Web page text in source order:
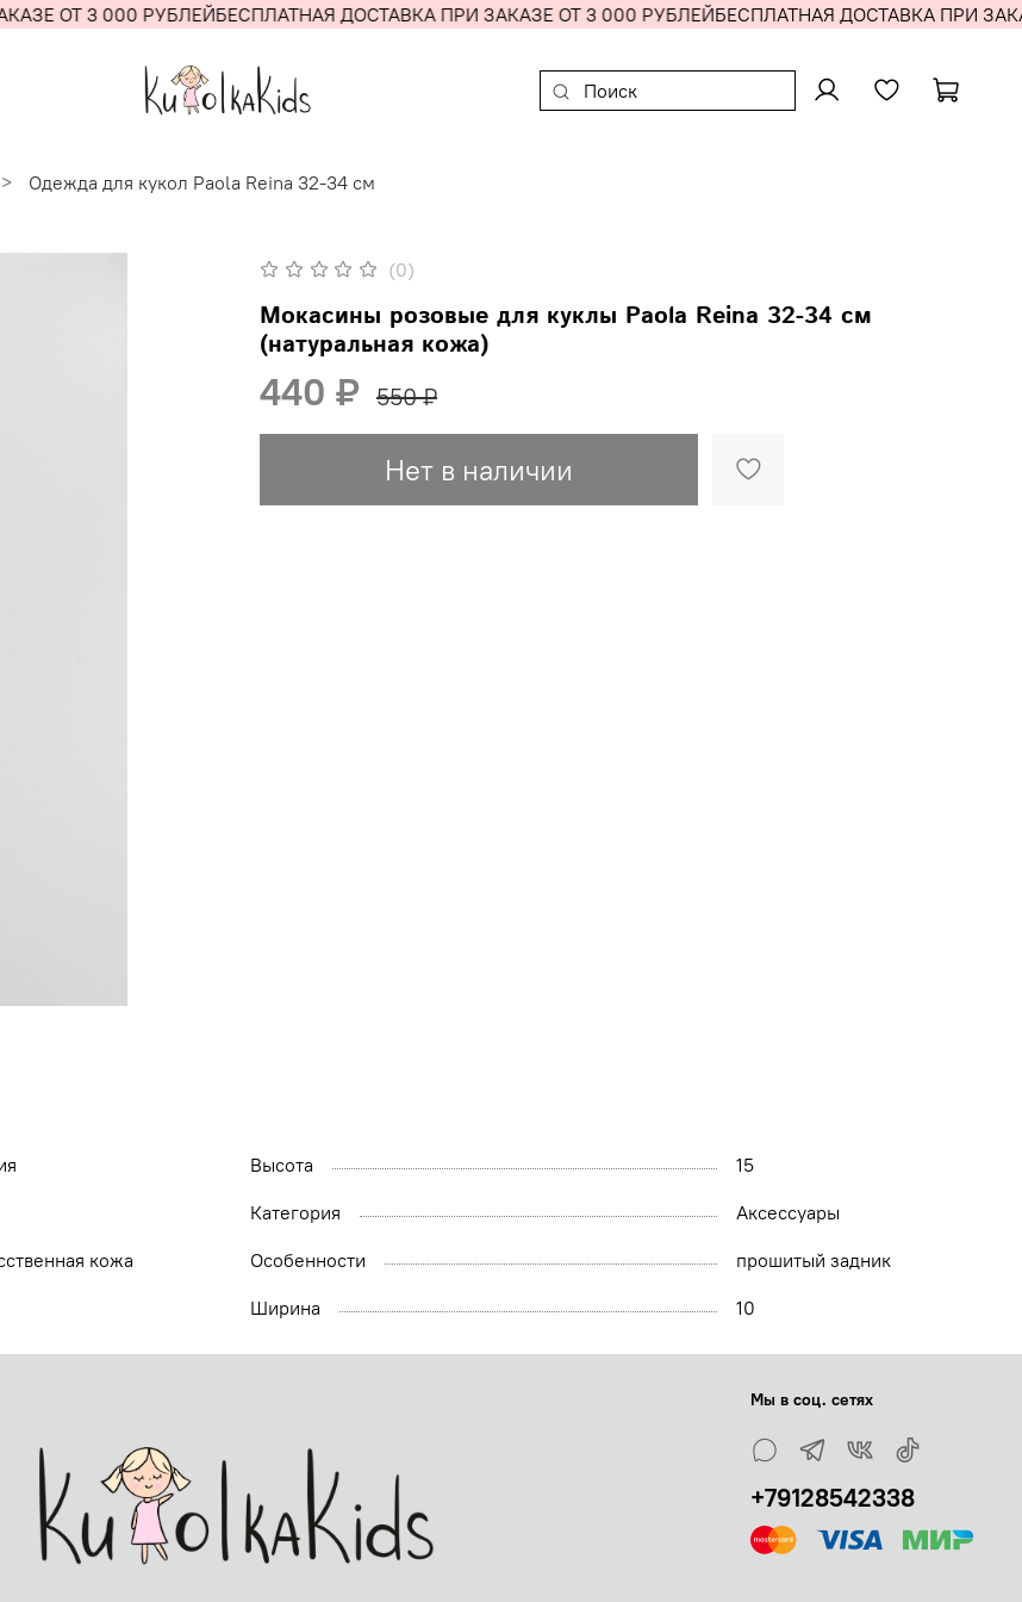
ОТ 3 000 РУБЛЕЙБЕСПЛАТНАЯ ДОСТАВКА ПРИ ЗАКАЗЕ ОТ 3 000 РУБЛЕЙБЕСПЛАТНАЯ ДОСТАВКА ПРИ
Одежда для кукол Paola Reina 32-34 см
(0)
Мокасины розовые для куклы Paola Reina 32-34 см
(натуральная кожа)
440 ₽ 550 ₽
Нет в наличии
Высота
15
Категория
Аксессуары
кожа Особенности
прошитый задник
Ширина 10
Мы в соц. сетях
+79128542338